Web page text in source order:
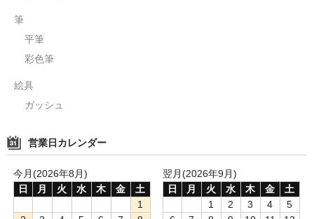
筆
平筆
彩色筆
絵具
ガッシュ
営業日カレンダー
今月(2026年8月)
日
月 火 水 木 金
土
1
翌月(2026年9月)
日
月 火 水 木 金
土
1
2 3 4
5